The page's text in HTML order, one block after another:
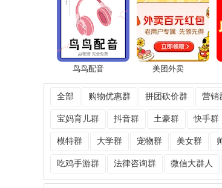
鸟鸟配音 美团外卖
全部 购物优惠群 拼团砍价群 营销
宝妈育儿群 抖音群 土豪群 快手群
模特群 大学群 宠物群 美女群
吃鸡手游群 法律咨询群 微信大群人